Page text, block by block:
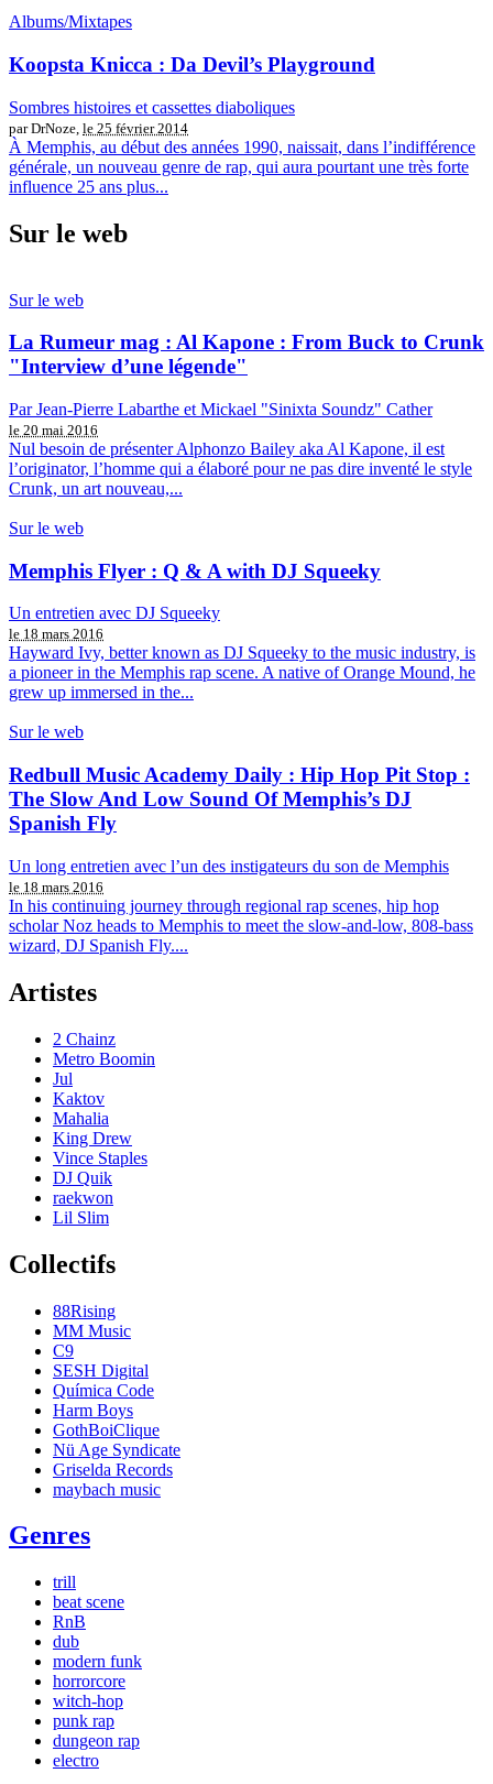
Albums/Mixtapes
Koopsta Knicca : Da Devil’s Playground
Sombres histoires et cassettes diaboliques
par DrNoze, le 25 février 2014
À Memphis, au début des années 1990, naissait, dans l’indifférence
générale, un nouveau genre de rap, qui aura pourtant une très forte
influence 25 ans plus...
Sur le web
Sur le web
La Rumeur mag : Al Kapone : From Buck to Crunk
"Interview d’une légende"
Par Jean-Pierre Labarthe et Mickael "Sinixta Soundz" Cather
le 20 mai 2016
Nul besoin de présenter Alphonzo Bailey aka Al Kapone, il est
l’originator, l’homme qui a élaboré pour ne pas dire inventé le style
Crunk, un art nouveau,...
Sur le web
Memphis Flyer : Q & A with DJ Squeeky
Un entretien avec DJ Squeeky
le 18 mars 2016
Hayward Ivy, better known as DJ Squeeky to the music industry, is
a pioneer in the Memphis rap scene. A native of Orange Mound, he
grew up immersed in the...
Sur le web
Redbull Music Academy Daily : Hip Hop Pit Stop :
The Slow And Low Sound Of Memphis’s DJ
Spanish Fly
Un long entretien avec l’un des instigateurs du son de Memphis
le 18 mars 2016
In his continuing journey through regional rap scenes, hip hop
scholar Noz heads to Memphis to meet the slow-and-low, 808-bass
wizard, DJ Spanish Fly....
Artistes
2 Chainz
Metro Boomin
Jul
Kaktov
Mahalia
King Drew
Vince Staples
DJ Quik
raekwon
Lil Slim
Collectifs
88Rising
MM Music
C9
SESH Digital
Química Code
Harm Boys
GothBoiClique
Nü Age Syndicate
Griselda Records
maybach music
Genres
trill
beat scene
RnB
dub
modern funk
horrorcore
witch-hop
punk rap
dungeon rap
electro